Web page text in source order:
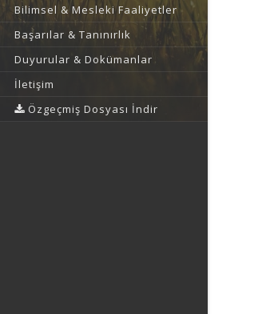
Bilimsel & Mesleki Faaliyetler
Başarılar & Tanınırlık
Duyurular & Dokümanlar
İletişim
Özgeçmiş Dosyası İndir